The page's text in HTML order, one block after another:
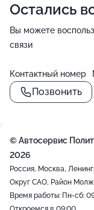
Остались
Вы можете
связи
Контактный номер
Позвонить
© Автосервис
2026
Россия, Москва,
Округ САО, Район
Время работы: Пн-сб: